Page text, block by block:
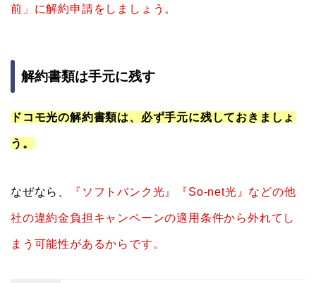
前」に解約申請をしましょう。
解約書類は手元に残す
ドコモ光の解約書類は、必ず手元に残しておきましょ
う。
なぜなら、 『ソフトバンク光』『So-net光』などの他
社の違約金負担キャンペーンの適用条件から外れてし
まう可能性があるからです。